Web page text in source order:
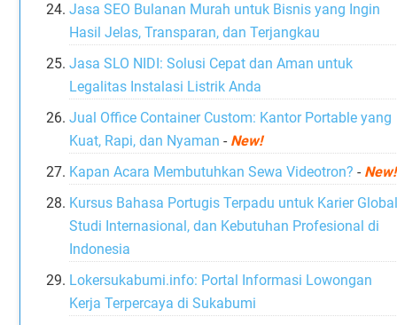
Jasa SEO Bulanan Murah untuk Bisnis yang Ingin
Hasil Jelas, Transparan, dan Terjangkau
Jasa SLO NIDI: Solusi Cepat dan Aman untuk
Legalitas Instalasi Listrik Anda
Jual Office Container Custom: Kantor Portable yang
Kuat, Rapi, dan Nyaman - New!
Kapan Acara Membutuhkan Sewa Videotron? - New!
Kursus Bahasa Portugis Terpadu untuk Karier
Studi Internasional, dan Kebutuhan Profesional di
Indonesia
Lokersukabumi.info: Portal Informasi Lowongan
Kerja Terpercaya di Sukabumi